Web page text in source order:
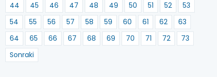
44
45 46 47 48 49 50 51 52
53
54
55 56 57 58 59 60 61 62
63
64
65 66 67 68 69 70 71 72
73
Sonraki